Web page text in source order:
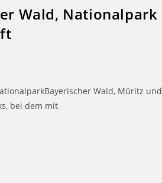
Wald, Nationalpark
Wald, Müritz und
bei dem mit